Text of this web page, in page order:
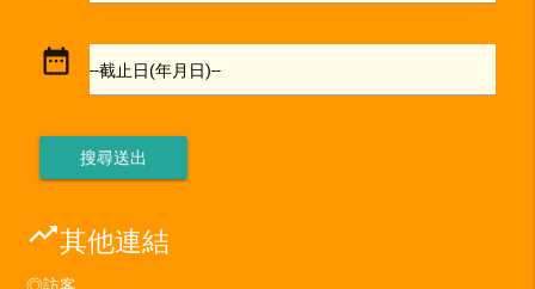
date_range --截止日(年月日)--
trending_up其他連結